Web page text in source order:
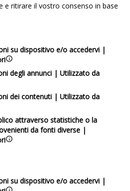
e ritirare il vostro consenso in base
su dispositivo e/o accedervi |
degli annunci | Utilizzato da
dei contenuti | Utilizzato da
attraverso statistiche o la
da fonti diverse |
su dispositivo e/o accedervi |